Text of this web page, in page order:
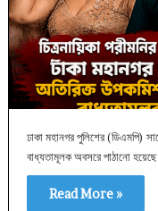
ঢাকা মহানগর পুলিশের (ডিএমপি)
বাধ্যতামূলক অবসরে পাঠানো
Read More »